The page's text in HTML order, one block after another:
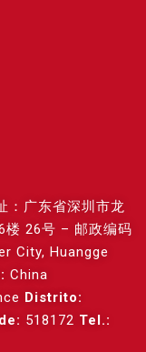
：广东省深圳市龙
楼 26号 – 邮政编码
City, Huangge
China
Distrito:
518172 Tel.: